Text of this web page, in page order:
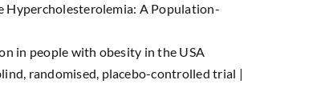
Hypercholesterolemia: A Population-
in people with obesity in the USA
randomised, placebo-controlled trial |